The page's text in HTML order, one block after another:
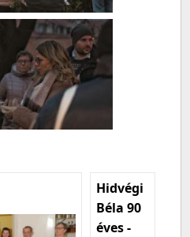
Hidvégi
Béla 90
éves -